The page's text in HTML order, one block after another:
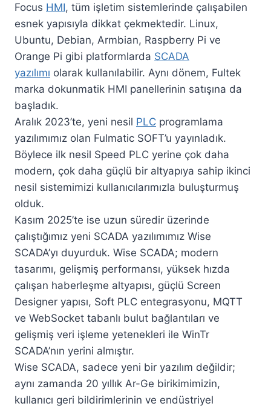
Focus HMI, tüm işletim sistemlerinde çalışabilen
esnek yapısıyla dikkat çekmektedir. Linux,
Ubuntu, Debian, Armbian, Raspberry Pi ve
Orange Pi gibi platformlarda SCADA
yazılımı olarak kullanılabilir. Aynı dönem, Fultek
marka dokunmatik HMI panellerinin satışına da
başladık.
Aralık 2023’te, yeni nesil PLC programlama
yazılımımız olan Fulmatic SOFT’u yayınladık.
Böylece ilk nesil Speed PLC yerine çok daha
modern, çok daha güçlü bir altyapıya sahip ikinci
nesil sistemimizi kullanıcılarımızla buluşturmuş
olduk.
Kasım 2025’te ise uzun süredir üzerinde
çalıştığımız yeni SCADA yazılımımız Wise
SCADA’yı duyurduk. Wise SCADA; modern
tasarımı, gelişmiş performansı, yüksek hızda
çalışan haberleşme altyapısı, güçlü Screen
Designer yapısı, Soft PLC entegrasyonu, MQTT
ve WebSocket tabanlı bulut bağlantıları ve
gelişmiş veri işleme yetenekleri ile WinTr
SCADA’nın yerini almıştır.
Wise SCADA, sadece yeni bir yazılım değildir;
aynı zamanda 20 yıllık Ar-Ge birikimimizin,
kullanıcı geri bildirimlerinin ve endüstriyel